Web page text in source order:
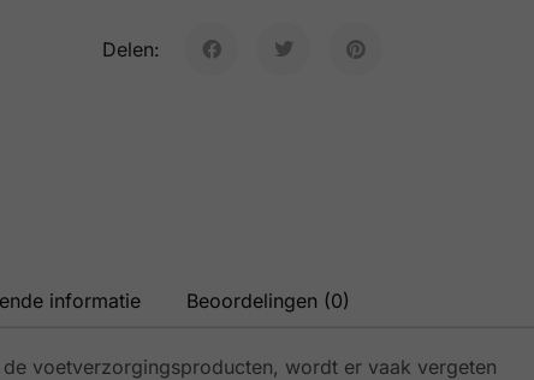
Delen:
informatie Beoordelingen (0)
voetverzorgingsproducten, wordt er vaak vergeten